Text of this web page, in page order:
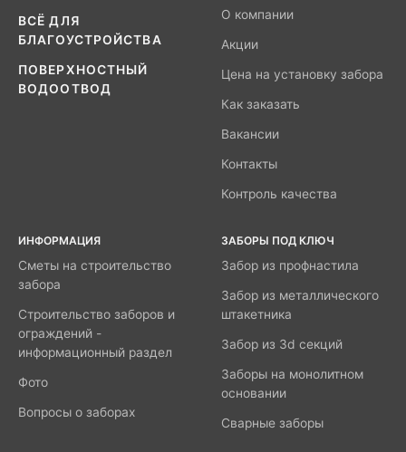
ВСЁ ДЛЯ
БЛАГОУСТРОЙСТВА
ПОВЕРХНОСТНЫЙ
ВОДООТВОД
О компании
Акции
Цена на установку забора
Как заказать
Вакансии
Контакты
Контроль качества
ИНФОРМАЦИЯ
Сметы на строительство
забора
Строительство заборов и
ограждений -
информационный раздел
Фото
Вопросы о заборах
ЗАБОРЫ ПОД КЛЮЧ
Забор из профнастила
Забор из металлического
штакетника
Забор из 3d секций
Заборы на монолитном
основании
Сварные заборы